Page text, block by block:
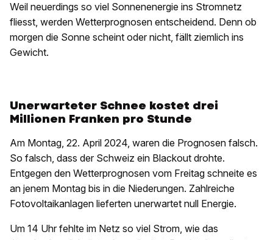
Weil neuerdings so viel Sonnenenergie ins Stromnetz
fliesst, werden Wetterprognosen entscheidend. Denn ob
morgen die Sonne scheint oder nicht, fällt ziemlich ins
Gewicht.
Unerwarteter Schnee kostet drei
Millionen Franken pro Stunde
Am Montag, 22. April 2024, waren die Prognosen falsch.
So falsch, dass der Schweiz ein Blackout drohte.
Entgegen den Wetterprognosen vom Freitag schneite es
an jenem Montag bis in die Niederungen. Zahlreiche
Fotovoltaikanlagen lieferten unerwartet null Energie.
Um 14 Uhr fehlte im Netz so viel Strom, wie das